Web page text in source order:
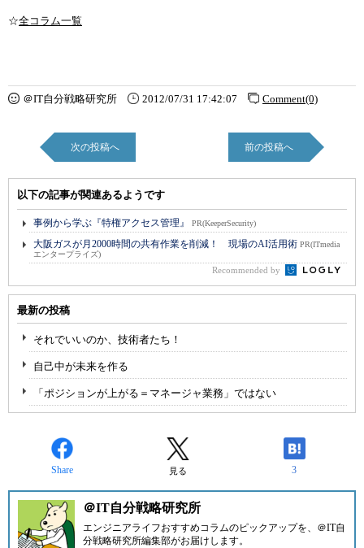
☆全コラム一覧
＠IT自分戦略研究所 2012/07/31 17:42:07 Comment(0)
次の投稿へ 前の投稿へ
以下の記事が関連あるようです
事例から学ぶ『特権アクセス管理』 PR(KeeperSecurity)
大阪ガスが月2000時間の共有作業を削減！ 現場のAI活用術 PR(ITmedia
エンタープライズ)
Recommended by
最新の投稿
それでいいのか、技術者たち！
自己中が未来を作る
「ポジションが上がる＝マネージャ業務」ではない
Share 見る 3
＠IT自分戦略研究所
エンジニアライフおすすめコラムのピックアップを、 ＠IT自
分戦略研究所編集部がお届けします。